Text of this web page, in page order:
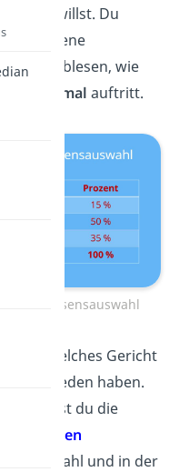
willst. Du
gegebene
auch ablesen, wie
Merkmal auftritt.
zur Essensauswahl
für welches Gericht
entschieden haben.
siehst du die
Zahl und in der